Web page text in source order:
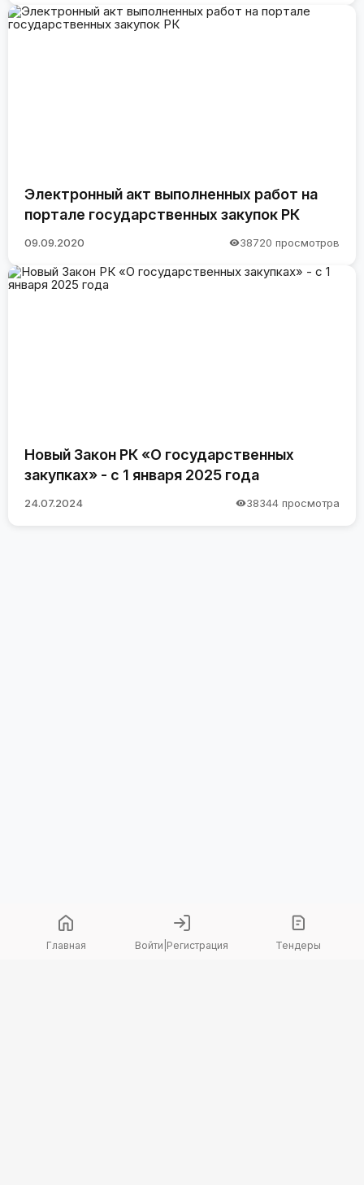
Главная Войти Регистрация Тендеры
Электронный акт выполненных работ на
портале государственных закупок РК
09.09.2020 38720 просмотров
Новый Закон РК «О государственных
закупках» - с 1 января 2025 года
24.07.2024 38344 просмотра